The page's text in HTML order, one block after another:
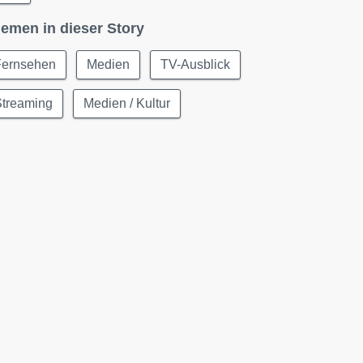
in dieser Story
Medien TV-Ausblick
Medien / Kultur